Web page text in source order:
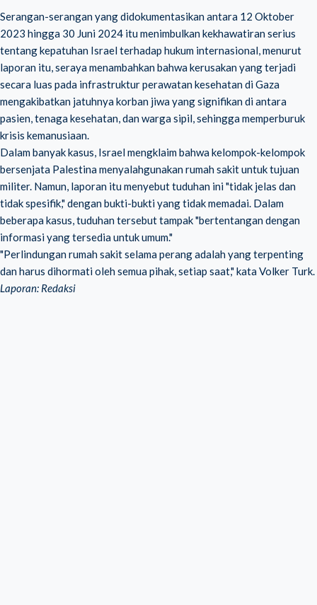
Serangan-serangan yang didokumentasikan antara 12 Oktober
2023 hingga 30 Juni 2024 itu menimbulkan kekhawatiran serius
tentang kepatuhan Israel terhadap hukum internasional, menurut
laporan itu, seraya menambahkan bahwa kerusakan yang terjadi
secara luas pada infrastruktur perawatan kesehatan di Gaza
mengakibatkan jatuhnya korban jiwa yang signifikan di antara
pasien, tenaga kesehatan, dan warga sipil, sehingga memperburuk
krisis kemanusiaan.
Dalam banyak kasus, Israel mengklaim bahwa kelompok-kelompok
bersenjata Palestina menyalahgunakan rumah sakit untuk tujuan
militer. Namun, laporan itu menyebut tuduhan ini "tidak jelas dan
tidak spesifik," dengan bukti-bukti yang tidak memadai. Dalam
beberapa kasus, tuduhan tersebut tampak "bertentangan dengan
informasi yang tersedia untuk umum."
"Perlindungan rumah sakit selama perang adalah yang terpenting
dan harus dihormati oleh semua pihak, setiap saat," kata Volker Turk.
Laporan: Redaksi